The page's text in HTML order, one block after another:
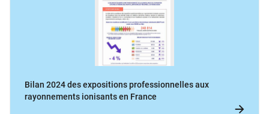
Bilan 2024 des expositions professionnelles aux
rayonnements ionisants en France